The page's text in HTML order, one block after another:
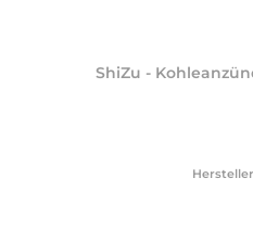
ShiZu -